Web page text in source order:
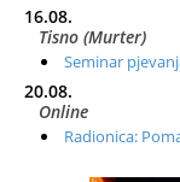
16.08.
Tisno (Murter)
Seminar
20.08.
Online
Radionica: